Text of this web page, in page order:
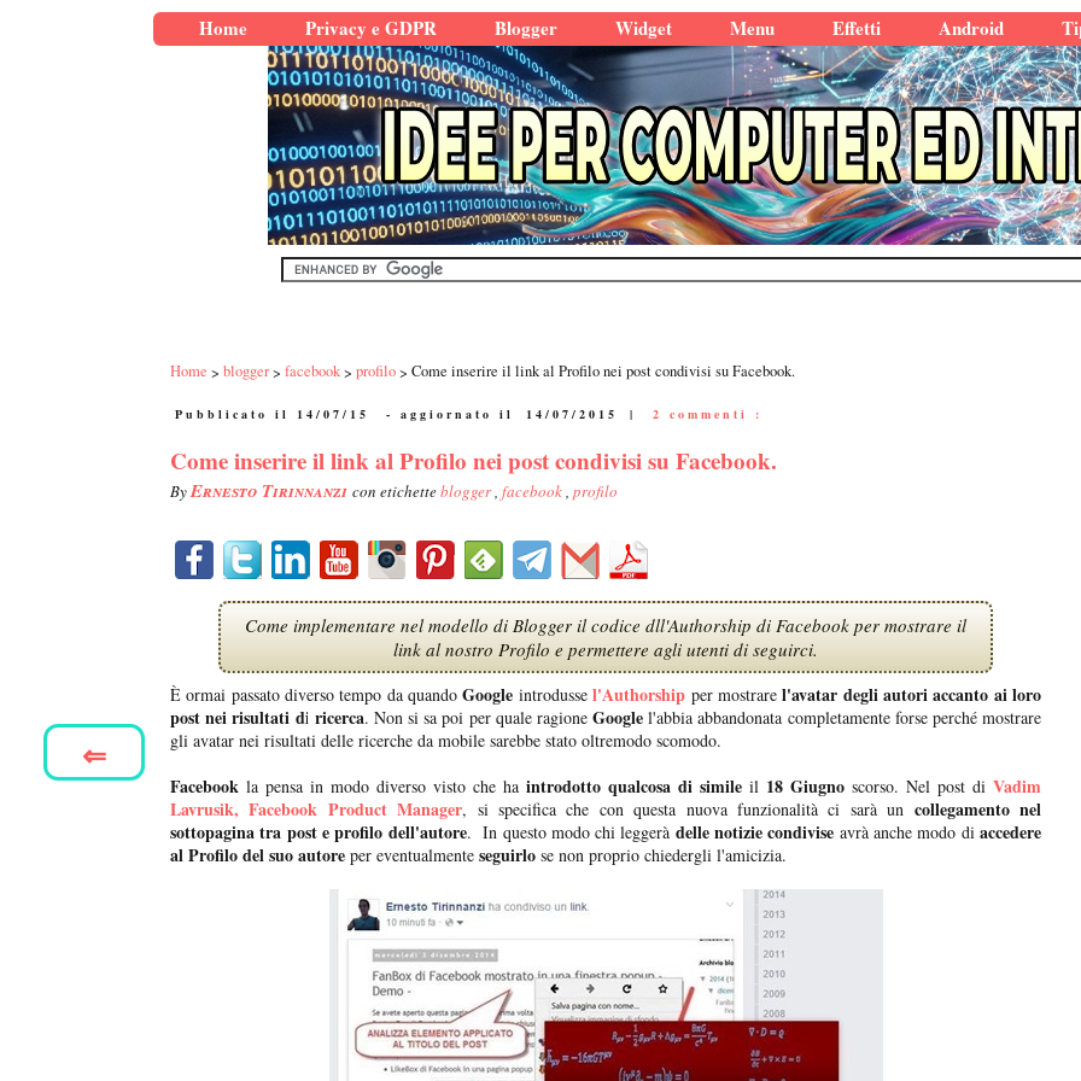
Home Privacy e GDPR Blogger Widget Menu Effetti Android
Home blogger facebook profilo Come inserire il link al Profilo nei post condivisi su Facebook.
Pubblicato il 14/07/15 - aggiornato il 14/07/2015 | 2 commenti :
Come inserire il link al Profilo nei post condivisi su Facebook.
ByErnesto Tirinnanzi con etichetteblogger, facebook, profilo
Come implementare nel modello di Blogger il codice dll'Authorship di Facebook per mostrare il
link al nostro Profilo e permettere agli utenti di seguirci.
È ormai passato diverso tempo da quandoGoogle introdusse l'Authorship per mostrarel'avatar degli autori accanto ai loro
post nei risultati di ricerca. Non si sa poi per quale ragioneGoogle l'abbia abbandonata completamente forse perché mostrare
gli avatar nei risultati delle ricerche da mobile sarebbe stato oltremodo scomodo.
Facebook la pensa in modo diverso visto che ha introdotto qualcosa di simile il 18 Giugno scorso. Nel post di Vadim
Lavrusik, Facebook Product Manager, si specifica che con questa nuova funzionalità ci sarà un collegamento nel
sottopagina tra post e profilo dell'autore. In questo modo chi leggerà delle notizie condivise avrà anche modo diaccedere
al Profilo del suo autore per eventualmente seguirlo se non proprio chiedergli l'amicizia.
⇐